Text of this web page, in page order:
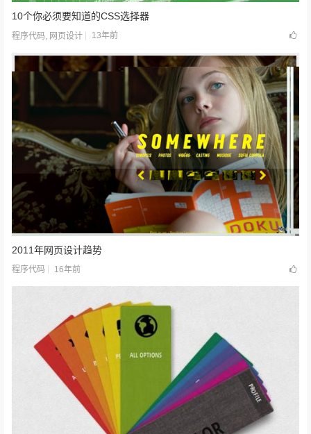
10个你必须要知道的CSS选择器
程序代码, 网页设计 13年前
2011年网页设计趋势
程序代码 16年前